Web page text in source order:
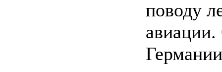
поводу
авиации.